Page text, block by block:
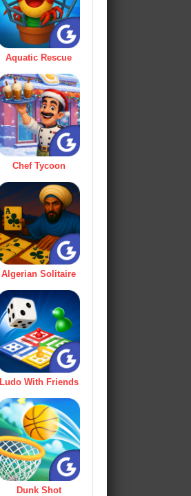
Aquatic Rescue
Chef Tycoon
Algerian Solitaire
Ludo With Friends
Dunk Shot